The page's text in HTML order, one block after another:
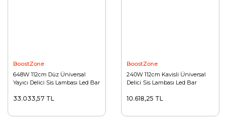
BoostZone
648W 112cm Düz Üniversal
Yayıcı Delici Sis Lambası Led Bar
33.033,57 TL
BoostZone
240W 112cm Kavisli Üniversal
Delici Sis Lambası Led Bar
10.618,25 TL